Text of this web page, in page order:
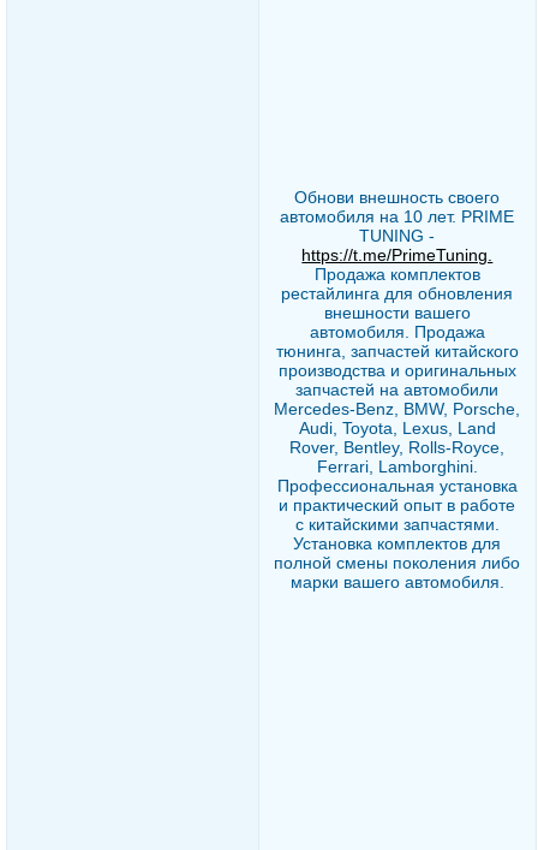
Обнови внешность своего
автомобиля на 10 лет. PRIME
TUNING -
https://t.me/PrimeTuning.
Продажа комплектов
рестайлинга для обновления
внешности вашего
автомобиля. Продажа
тюнинга, запчастей китайского
производства и оригинальных
запчастей на автомобили
Mercedes-Benz, BMW, Porsche,
Audi, Toyota, Lexus, Land
Rover, Bentley, Rolls-Royce,
Ferrari, Lamborghini.
Профессиональная установка
и практический опыт в работе
с китайскими запчастями.
Установка комплектов для
полной смены поколения либо
марки вашего автомобиля.